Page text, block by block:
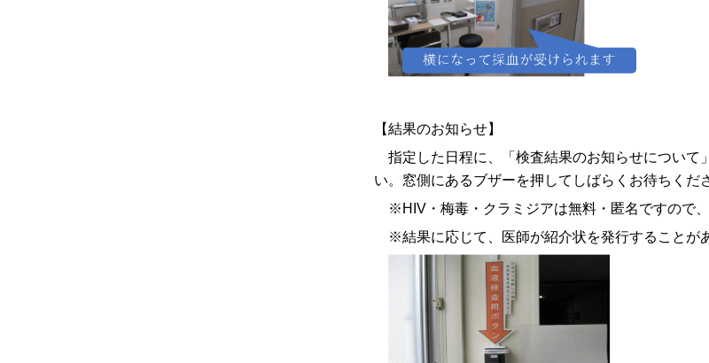
【結果のお知らせ】
指定した日程に、「検査結果のお知らせについて
い。窓側にあるブザーを押してしばらくお待ちくだ
※HIV・梅毒・クラミジアは無料・匿名ですので、
※結果に応じて、医師が紹介状を発行することが